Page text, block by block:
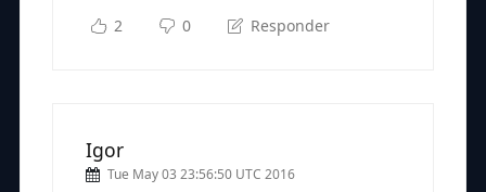
2
0 Responder
Igor
Tue May 03 23:56:50 UTC 2016